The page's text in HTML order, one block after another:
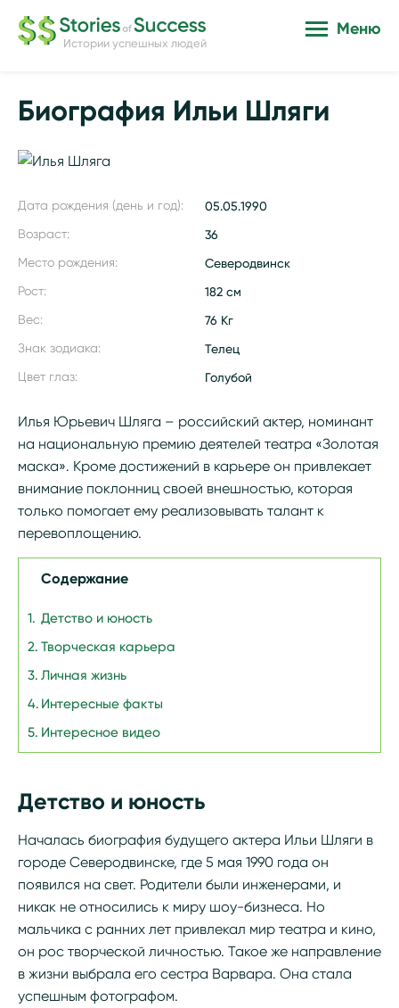
Истории успешных людей
Меню
Биография Ильи Шляги
Дата рождения (день и год): 05.05.1990
Возраст: 36
Место рождения: Северодвинск
Рост: 182 см
Вес: 76 Кг
Знак зодиака: Телец
Цвет глаз: Голубой
Илья Юрьевич Шляга – российский актер, номинант
на национальную премию деятелей театра «Золотая
маска». Кроме достижений в карьере он привлекает
внимание поклонниц своей внешностью, которая
только помогает ему реализовывать талант к
перевоплощению.
Содержание
Детство и юность
Творческая карьера
Личная жизнь
Интересные факты
Интересное видео
Детство и юность
Началась биография будущего актера Ильи Шляги в
городе Северодвинске, где 5 мая 1990 года он
появился на свет. Родители были инженерами, и
никак не относились к миру шоу-бизнеса. Но
мальчика с ранних лет привлекал мир театра и кино,
он рос творческой личностью. Такое же направление
в жизни выбрала его сестра Варвара. Она стала
успешным фотографом.